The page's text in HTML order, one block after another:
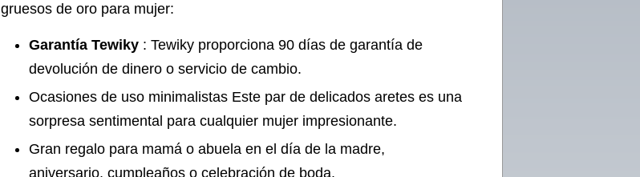
gruesos de oro para mujer:
Garantía Tewiky : Tewiky proporciona 90 días de garantía de
devolución de dinero o servicio de cambio.
Ocasiones de uso minimalistas Este par de delicados aretes es una
sorpresa sentimental para cualquier mujer impresionante.
Gran regalo para mamá o abuela en el día de la madre,
aniversario, cumpleaños o celebración de boda.